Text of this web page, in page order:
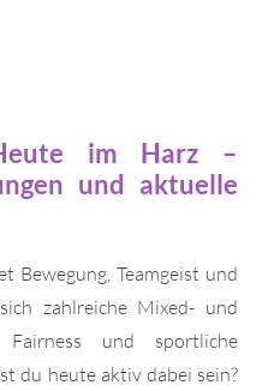
im Harz –
und aktuelle
Bewegung, Teamgeist und
zahlreiche Mixed- und
Fairness und sportliche
du heute aktiv dabei sein?